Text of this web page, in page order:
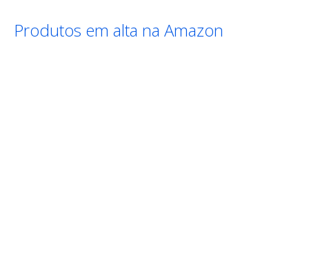
Produtos em alta na Amazon